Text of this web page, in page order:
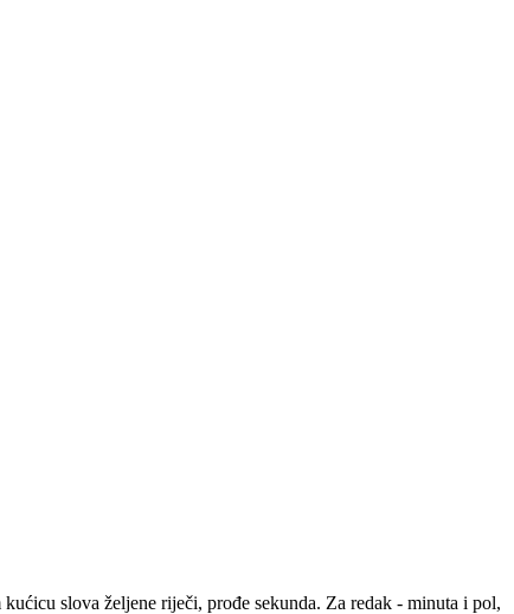
slova željene riječi, prođe sekunda. Za redak - minuta i pol,